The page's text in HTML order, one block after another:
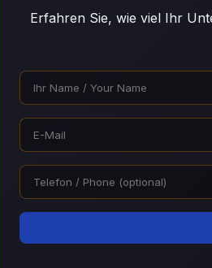
Erfahren Sie, wie viel Ihr